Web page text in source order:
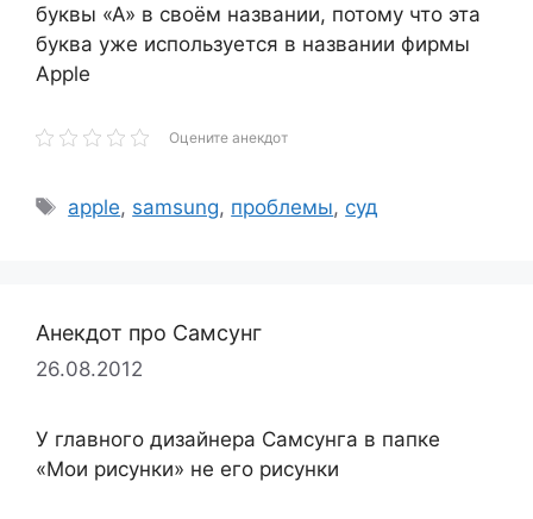
буквы «А» в своём названии, потому что эта
буква уже используется в названии фирмы
Apple
Оцените анекдот
Метки
apple, samsung, проблемы, суд
Анекдот про Самсунг
26.08.2012
У главного дизайнера Самсунга в папке
«Мои рисунки» не его рисунки